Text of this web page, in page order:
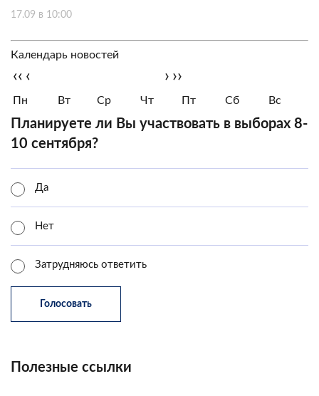
17.09 в 10:00
Календарь новостей
‹‹ ‹ › ››
Пн Вт Ср Чт Пт Сб Вс
Планируете ли Вы участвовать в выборах 8-
10 сентября?
Да
Нет
Затрудняюсь ответить
Полезные ссылки